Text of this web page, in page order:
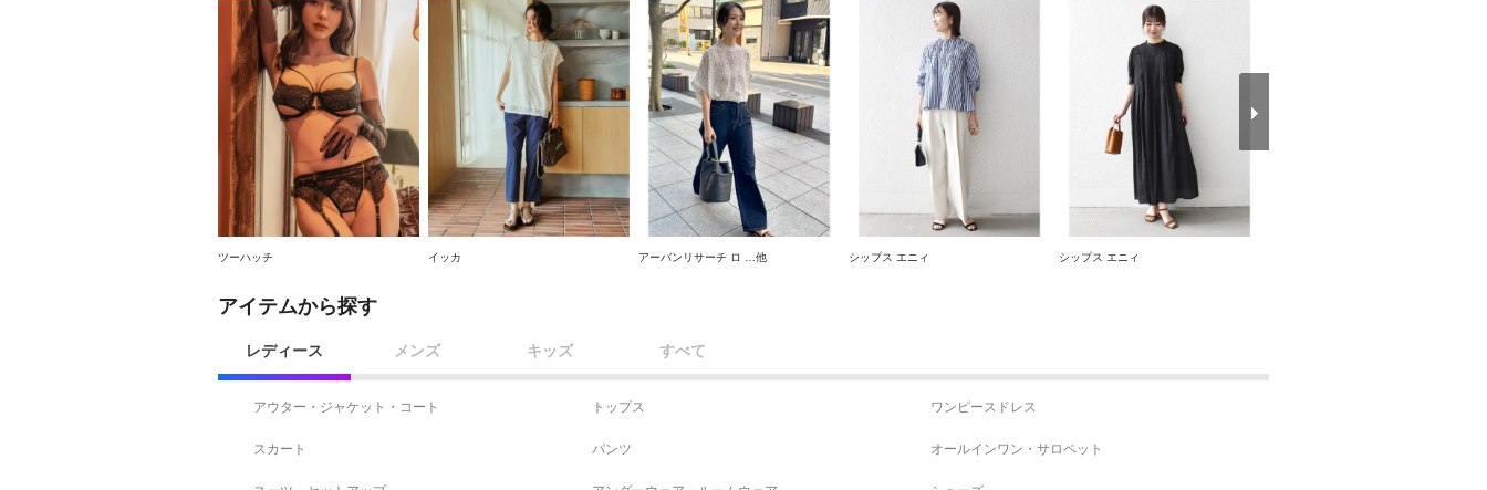
ツーハッチ イッカ アーバンリサーチ ロ …他 シップス エニィ シップス エニィ
アイテムから探す
レディース メンズ キッズ すべて
アウター・ジャケット・コート トップス ワンピースドレス
スカート パンツ オールインワン・サロペット